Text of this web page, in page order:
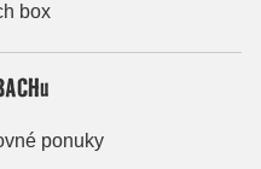
box
ponuky